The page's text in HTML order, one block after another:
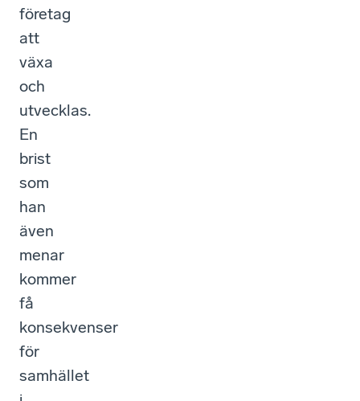
företag
att
växa
och
utvecklas.
En
brist
som
han
även
menar
kommer
få
konsekvenser
för
samhället